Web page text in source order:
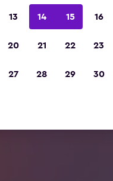
13 14 15 16
20 21 22 23
27 28 29 30